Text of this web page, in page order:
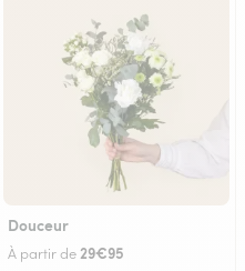
Douceur
À partir de29€95